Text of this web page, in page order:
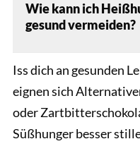
Wie kann ich
gesund vermeiden?
Iss dich an gesunden
eignen sich
oder
Süßhunger besser